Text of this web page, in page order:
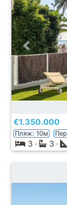
€1.350.000
Пляж: 10м
3 · 3 ·